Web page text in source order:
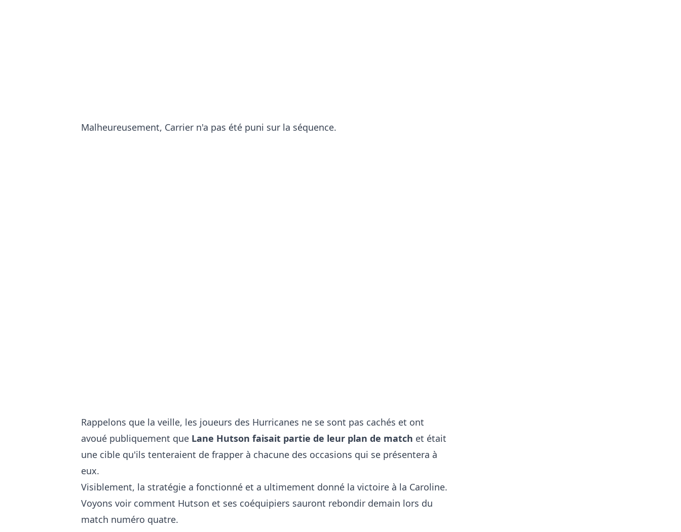
Malheureusement, Carrier n'a pas été puni sur la séquence.
Rappelons que la veille, les joueurs des Hurricanes ne se sont pas cachés et ont
avoué publiquement que Lane Hutson faisait partie de leur plan de match et était
une cible qu'ils tenteraient de frapper à chacune des occasions qui se présentera à
eux.
Visiblement, la stratégie a fonctionné et a ultimement donné la victoire à la Caroline.
Voyons voir comment Hutson et ses coéquipiers sauront rebondir demain lors du
match numéro quatre.